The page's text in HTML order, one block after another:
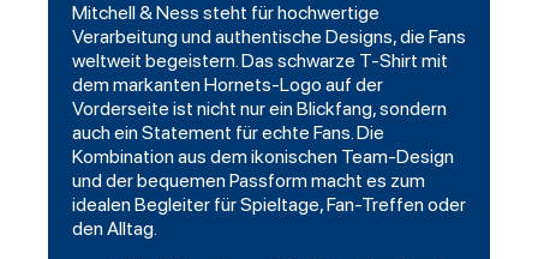
Mitchell & Ness steht für hochwertige
Verarbeitung und authentische Designs, die Fans
weltweit begeistern. Das schwarze T-Shirt mit
dem markanten Hornets-Logo auf der
Vorderseite ist nicht nur ein Blickfang, sondern
auch ein Statement für echte Fans. Die
Kombination aus dem ikonischen Team-Design
und der bequemen Passform macht es zum
idealen Begleiter für Spieltage, Fan-Treffen oder
den Alltag.